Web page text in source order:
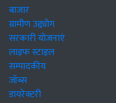
बाजार
ग्रामीण उद्द्योग
सरकारी योजनाएं
लाइफ स्टाइल
सम्पादकीय
जॉब्स
डायरेक्टरी